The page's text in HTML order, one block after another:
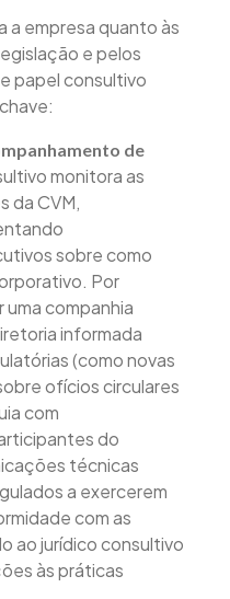
a empresa quanto às
e pelos
papel consultivo
de
monitora as
da CVM,
sobre como
Por
uma companhia
informada
(como novas
ofícios circulares
com
do
técnicas
a exercerem
com as
ao jurídico consultivo
às práticas